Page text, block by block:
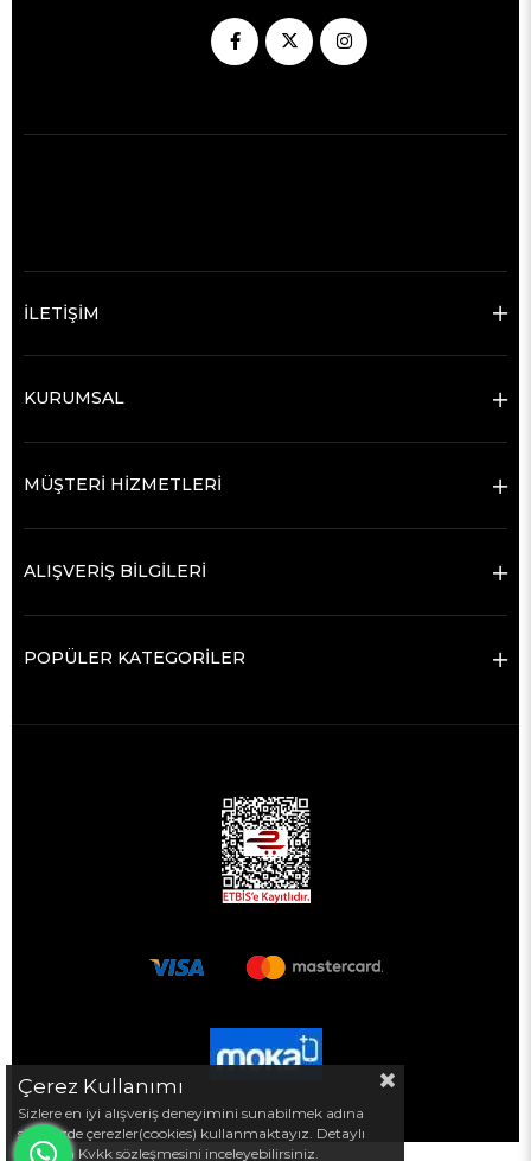
İLETİŞİM
KURUMSAL
MÜŞTERİ HİZMETLERİ
ALIŞVERİŞ BİLGİLERİ
POPÜLER KATEGORİLER
Çerez Kullanımı
Sizlere en iyi alışveriş deneyimini sunabilmek adına
sitemizde çerezler(cookies) kullanmaktayız. Detaylı
bilgi için Kvkk sözleşmesini inceleyebilirsiniz.